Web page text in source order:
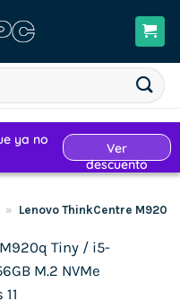
» Lenovo ThinkCentre M920q